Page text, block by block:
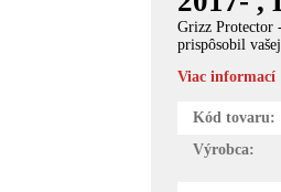
Grizz Protector
prispôsobil
Viac informací
Kód tovaru:
Výrobca: